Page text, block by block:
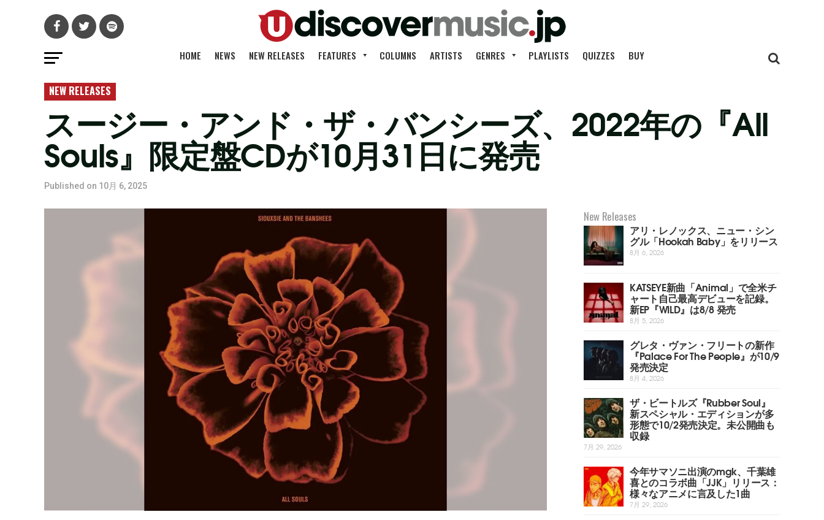
HOME NEWS NEW RELEASES FEATURES COLUMNS ARTISTS GENRES PLAYLISTS QUIZZES BUY
NEW RELEASES
スージー・アンド・ザ・バンシーズ、2022年の『All
Souls』限定盤CDが10月31日に発売
Published on 10月 6, 2025
New Releases
アリ・レノックス、ニュー・シン
グル「Hookah Baby」をリリース
8月 6, 2026
KATSEYE新曲「Animal」で全米チ
ャート自己最高デビューを記録。
新EP『WILD』は8/8 発売
8月 5, 2026
グレタ・ヴァン・フリートの新作
『Palace For The People』が10/9
発売決定
8月 4, 2026
ザ・ビートルズ『Rubber Soul』
新スペシャル・エディションが多
形態で10/2発売決定。未公開曲も
収録
7月 29, 2026
今年サマソニ出演のmgk、千葉雄
喜とのコラボ曲「JJK」リリース：
様々なアニメに言及した1曲
7月 29, 2026